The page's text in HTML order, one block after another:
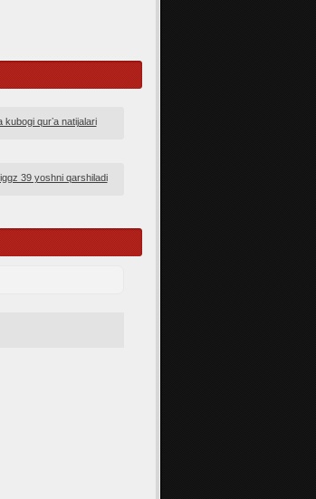
kubogi qurʼa natijalari
39 yoshni qarshiladi